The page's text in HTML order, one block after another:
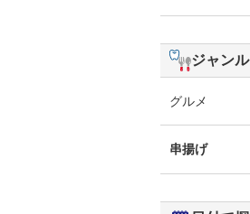
ジャン
グルメ
串揚げ